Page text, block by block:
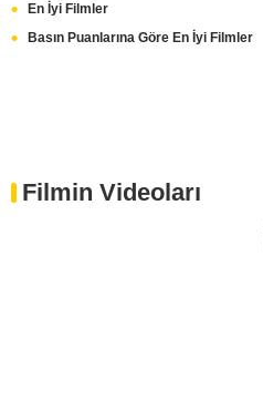
En İyi Filmler
Basın Puanlarına Göre En İyi Filmler
Filmin Videoları